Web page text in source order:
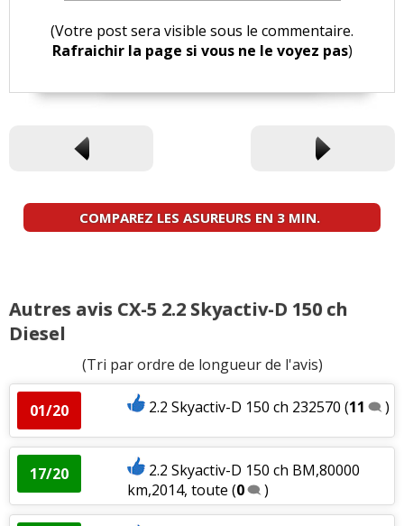
(Votre post sera visible sous le commentaire.
Rafraichir la page si vous ne le voyez pas)
COMPAREZ LES ASUREURS EN 3 MIN.
Autres avis CX-5 2.2 Skyactiv-D 150 ch
Diesel
(Tri par ordre de longueur de l'avis)
01/20 2.2 Skyactiv-D 150 ch 232570 (11 )
17/20
2.2 Skyactiv-D 150 ch BM,80000
km,2014, toute (0 )